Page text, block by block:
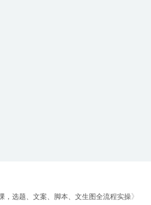
，选题、文案、脚本、文生图全流程实操》